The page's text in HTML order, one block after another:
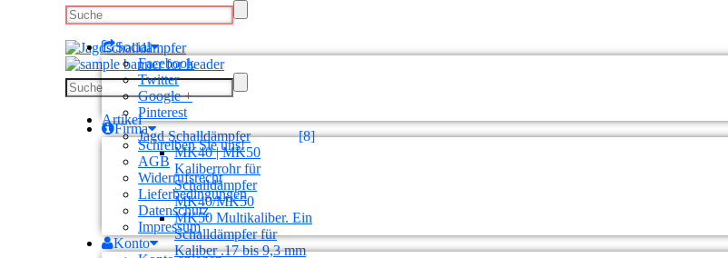
Social
Facebook
Twitter
Google +
Pinterest
Firma
Schreiben Sie uns!
AGB
Widerrufsrecht
Lieferbedingungen
Datenschutz
Impressum
Konto
Artikel
Jagd Schalldämpfer
[8]
MK40 | MK50
Kaliberrohr für
Schalldämpfer
MK40/MK50
MK50 Multikaliber. Ein
Schalldämpfer für
Kaliber .17 bis 9,3 mm